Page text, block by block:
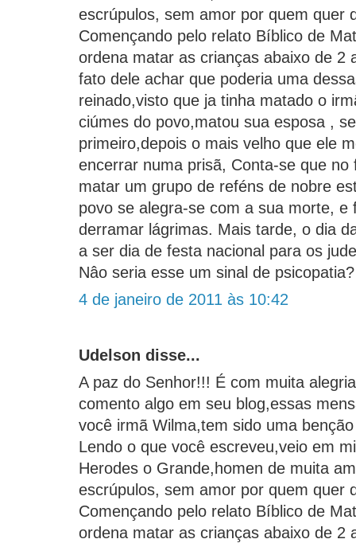
escrúpulos, sem amor por quem quer
Començando pelo relato Bíblico de
ordena matar as crianças abaixo de 2
fato dele achar que poderia uma
reinado,visto que ja tinha matado o
ciúmes do povo,matou sua esposa ,
primeiro,depois o mais velho que ele
encerrar numa prisã, Conta-se que no
matar um grupo de reféns de nobre
povo se alegra-se com a sua morte, e
derramar lágrimas. Mais tarde, o dia
a ser dia de festa nacional para os
Nâo seria esse um sinal de psicopatia?
4 de janeiro de 2011 às 10:42
Udelson disse...
A paz do Senhor!!! É com muita
comento algo em seu blog,essas
você irmã Wilma,tem sido uma
Lendo o que você escreveu,veio em
Herodes o Grande,homen de muita
escrúpulos, sem amor por quem quer
Començando pelo relato Bíblico de
ordena matar as crianças abaixo de 2